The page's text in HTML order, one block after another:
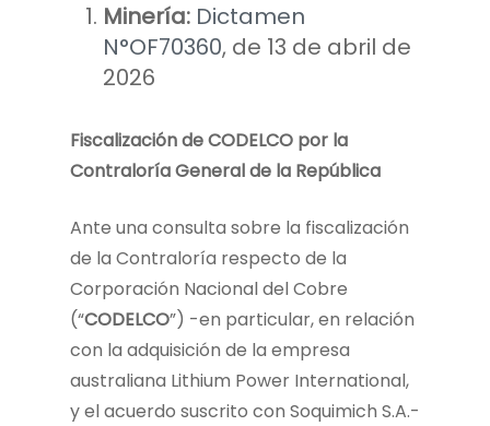
Minería: Dictamen
N°OF70360, de 13 de abril de
2026
Fiscalización de CODELCO por la
Contraloría General de la República
Ante una consulta sobre la fiscalización
de la Contraloría respecto de la
Corporación Nacional del Cobre
(“CODELCO”) -en particular, en relación
con la adquisición de la empresa
australiana Lithium Power International,
y el acuerdo suscrito con Soquimich S.A.-